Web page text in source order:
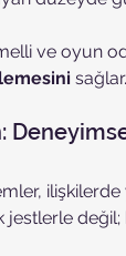
ve oyun
sağlar.
ilişkilerde
jestlerle değil;